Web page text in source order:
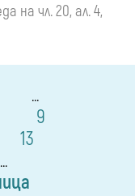
на чл. 20, ал. 4,
...
9
13
...